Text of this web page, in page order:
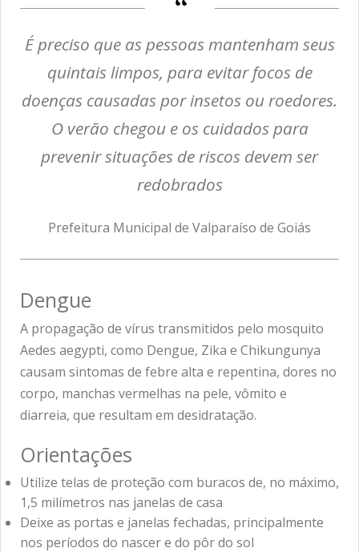
É preciso que as pessoas mantenham seus
quintais limpos, para evitar focos de
doenças causadas por insetos ou roedores.
O verão chegou e os cuidados para
prevenir situações de riscos devem ser
redobrados
Prefeitura Municipal de Valparaíso de Goiás
Dengue
A propagação de vírus transmitidos pelo mosquito
Aedes aegypti, como Dengue, Zika e Chikungunya
causam sintomas de febre alta e repentina, dores no
corpo, manchas vermelhas na pele, vômito e
diarreia, que resultam em desidratação.
Orientações
Utilize telas de proteção com buracos de, no máximo,
1,5 milímetros nas janelas de casa
Deixe as portas e janelas fechadas, principalmente
nos períodos do nascer e do pôr do sol